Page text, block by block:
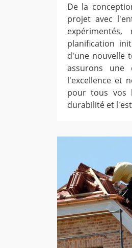
De la
projet avec
planification
d'une nouvelle
assurons une
l'excellence et
pour tous vos
durabilité et